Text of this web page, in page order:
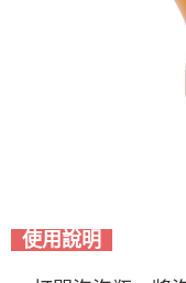
使用說明